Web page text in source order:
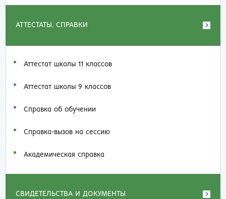
АТТЕСТАТЫ, СПРАВКИ
Аттестат школы 11 классов
Аттестат школы 9 классов
Справка об обучении
Справка-вызов на сессию
Академическая справка
СВИДЕТЕЛЬСТВА И ДОКУМЕНТЫ